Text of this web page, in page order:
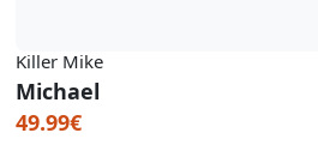
Killer Mike
Michael
49.99€